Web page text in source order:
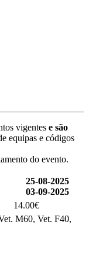
vigentes e são
equipas e códigos
do evento.
25-08-2025
03-09-2025
14.00€
M60, Vet. F40,